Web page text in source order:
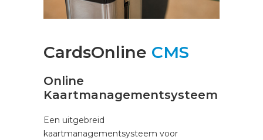
CardsOnline CMS
Online
Kaartmanagementsysteem
Een uitgebreid
kaartmanagementsysteem voor